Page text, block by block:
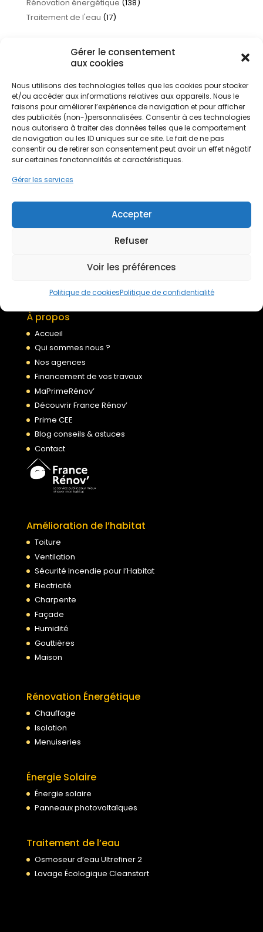
Gérer le consentement
aux cookies
Nous utilisons des technologies telles que les cookies pour stocker
et/ou accéder aux informations relatives aux appareils. Nous le
faisons pour améliorer l’expérience de navigation et pour afficher
des publicités (non-)personnalisées. Consentir à ces technologies
nous autorisera à traiter des données telles que le comportement
de navigation ou les ID uniques sur ce site. Le fait de ne pas
consentir ou de retirer son consentement peut avoir un effet négatif
sur certaines fonctonnalités et caractéristiques.
Gérer les services
Accepter
Refuser
Voir les préférences
Politique de cookiesPolitique de confidentialité
Rénovation énergétique (138)
Traitement de l'eau (17)
Devis gratuit
Conditions générales de services
À propos
Accueil
Qui sommes nous ?
Nos agences
Financement de vos travaux
MaPrimeRénov’
Découvrir France Rénov’
Prime CEE
Blog conseils & astuces
Contact
Amélioration de l’habitat
Toiture
Ventilation
Sécurité Incendie pour l’Habitat
Electricité
Charpente
Façade
Humidité
Gouttières
Maison
Rénovation Énergétique
Chauffage
Isolation
Menuiseries
Énergie Solaire
Énergie solaire
Panneaux photovoltaïques
Traitement de l’eau
Osmoseur d’eau Ultrefiner 2
Lavage Écologique Cleanstart